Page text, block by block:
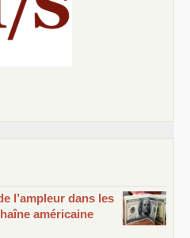
l’ampleur dans les
américaine